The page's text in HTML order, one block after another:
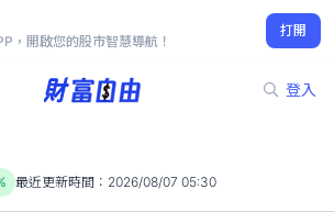
，開啟您的股市智慧導航！
打開
登入
691.00
-1.98%
最近更新時間： 2026/08/07 05:30